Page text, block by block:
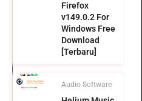
Firefox
v149.0.2 For
Windows Free
Download
[Terbaru]
Audio Software